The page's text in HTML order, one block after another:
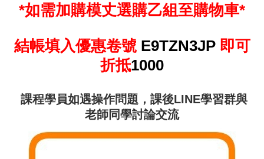
*如需加購模丈選購乙組至購物車*
結帳填入優惠卷號 E9TZN3JP即可
折抵1000
課程學員如遇操作問題，課後LINE學習群與
老師同學討論交流